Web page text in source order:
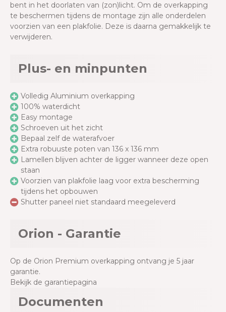
bent in het doorlaten van (zon)licht. Om de overkapping
te beschermen tijdens de montage zijn alle onderdelen
voorzien van een plakfolie. Deze is daarna gemakkelijk te
verwijderen.
Plus- en minpunten
Volledig Aluminium overkapping
100% waterdicht
Easy montage
Schroeven uit het zicht
Bepaal zelf de waterafvoer
Extra robuuste poten van 136 x 136 mm
Lamellen blijven achter de ligger wanneer deze open
staan
Voorzien van plakfolie laag voor extra bescherming
tijdens het opbouwen
Shutter paneel niet standaard meegeleverd
Orion - Garantie
Op de Orion Premium overkapping ontvang je 5 jaar
garantie.
Bekijk de garantiepagina
Documenten